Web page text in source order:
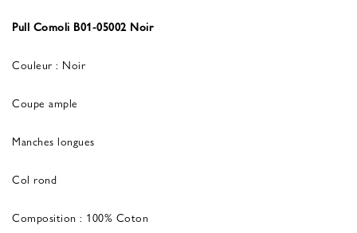
Pull Comoli B01-05002 Noir
Couleur : Noir
Coupe ample
Manches longues
Col rond
Composition : 100% Coton